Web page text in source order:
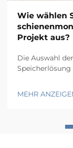
Wie wählen
Projekt aus?
Die Auswahl
Funktionalität
MEHR